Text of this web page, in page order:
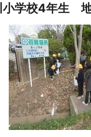
学校4年生 地